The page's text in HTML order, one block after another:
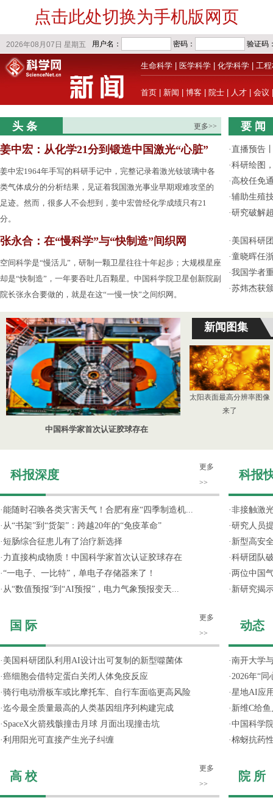
点击此处切换为手机版网页
生命科学 医学科学 化学科学 工
首页 新闻 博客 院士 人才 会议
头 条 更多>>
姜中宏：从化学21分到锻造中国激光“心脏”
姜中宏1964年手写的科研手记中，完整记录着激光钕玻璃中各
类气体成分的分析结果，见证着我国激光事业早期艰难攻坚的
足迹。然而，很多人不会想到，姜中宏曾经化学成绩只有21
分。
张永合：在“慢科学”与“快制造”间织网
空间科学是“慢活儿”，研制一颗卫星往往十年起步；大规模星座
却是“快制造”，一年要吞吐几百颗星。中国科学院卫星创新院副
院长张永合要做的，就是在这“一慢一快”之间织网。
要 闻
·直播预告
·科研绘图
· 高校任免
·辅助生殖
·研究破解
· 美国科研
·童晓晖任
·我国学者
·苏炜杰获
中国科学家首次认证胶球存在
新闻图集
太阳表面最高分辨率图像
来了
科报深度
更多
>>
·能随时召唤各类灾害天气！合肥有座“四季制造机...
· 从“书架”到“货架”：跨越20年的“免疫革命”
· 短肠综合征患儿有了治疗新选择
· 力直接构成物质！中国科学家首次认证胶球存在
·“一电子、一比特”，单电子存储器来了！
· 从“数值预报”到“AI预报”，电力气象预报变天...
国 际
更多
>>
· 美国科研团队利用AI设计出可复制的新型噬菌体
·癌细胞会借特定蛋白关闭人体免疫反应
·骑行电动滑板车或比摩托车、自行车面临更高风险
·迄今最全质量最高的人类基因组序列构建完成
· SpaceX火箭残骸撞击月球 月面出现撞击坑
·利用阳光可直接产生光子纠缠
高 校
更多
>>
科报
·非接触激
·研究人员
· 新型高安
·科研团队
· 两位中国
· 新研究揭
动态
·南开大学
·2026年“
·星地AI应
· 新维C给
·中国科学
·棉蚜抗药
院 所